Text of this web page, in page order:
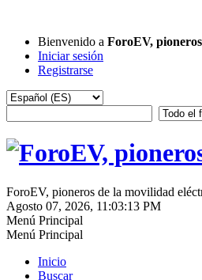
Bienvenido a ForoEV,
Iniciar sesión
Registrarse
ForoEV, pioneros de la movilidad
Agosto 07, 2026, 11:03:13 PM
Menú Principal
Menú Principal
Inicio
Buscar